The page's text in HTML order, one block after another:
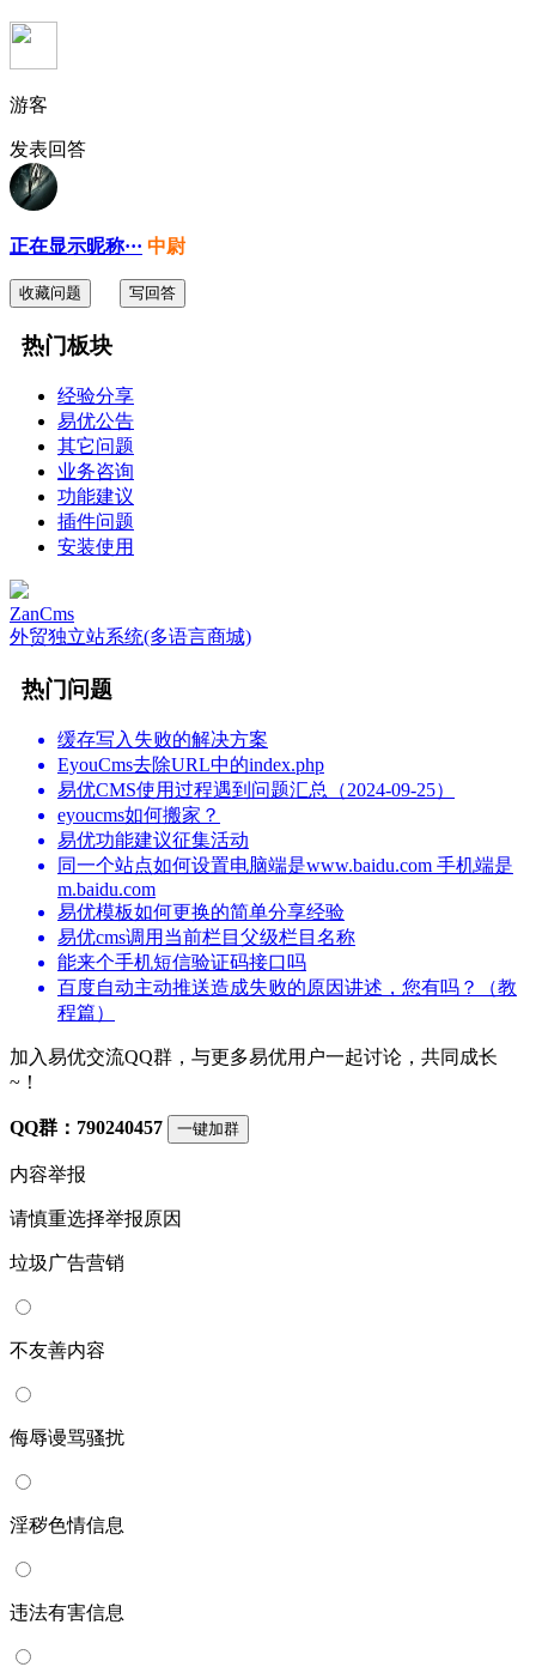
游客
发表回答
正在显示昵称··· 中尉
收藏问题 写回答
热门板块
经验分享
易优公告
其它问题
业务咨询
功能建议
插件问题
安装使用
ZanCms
外贸独立站系统(多语言商城)
热门问题
缓存写入失败的解决方案
EyouCms去除URL中的index.php
易优CMS使用过程遇到问题汇总（2024-09-25）
eyoucms如何搬家？
易优功能建议征集活动
同一个站点如何设置电脑端是www.baidu.com 手机端是
m.baidu.com
易优模板如何更换的简单分享经验
易优cms调用当前栏目父级栏目名称
能来个手机短信验证码接口吗
百度自动主动推送造成失败的原因讲述，您有吗？（教
程篇）
加入易优交流QQ群，与更多易优用户一起讨论，共同成长
~！
QQ群：790240457 一键加群
内容举报
请慎重选择举报原因
垃圾广告营销
不友善内容
侮辱谩骂骚扰
淫秽色情信息
违法有害信息